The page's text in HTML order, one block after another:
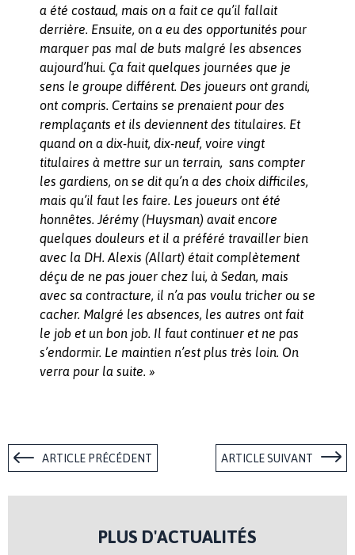
a été costaud, mais on a fait ce qu’il fallait
derrière. Ensuite, on a eu des opportunités pour
marquer pas mal de buts malgré les absences
aujourd’hui. Ça fait quelques journées que je
sens le groupe différent. Des joueurs ont grandi,
ont compris. Certains se prenaient pour des
remplaçants et ils deviennent des titulaires. Et
quand on a dix-huit, dix-neuf, voire vingt
titulaires à mettre sur un terrain, sans compter
les gardiens, on se dit qu’n a des choix difficiles,
mais qu’il faut les faire. Les joueurs ont été
honnêtes. Jérémy (Huysman) avait encore
quelques douleurs et il a préféré travailler bien
avec la DH. Alexis (Allart) était complètement
déçu de ne pas jouer chez lui, à Sedan, mais
avec sa contracture, il n’a pas voulu tricher ou se
cacher. Malgré les absences, les autres ont fait
le job et un bon job. Il faut continuer et ne pas
s’endormir. Le maintien n’est plus très loin. On
verra pour la suite. »
ARTICLE PRÉCÉDENT ARTICLE SUIVANT
PLUS D'ACTUALITÉS